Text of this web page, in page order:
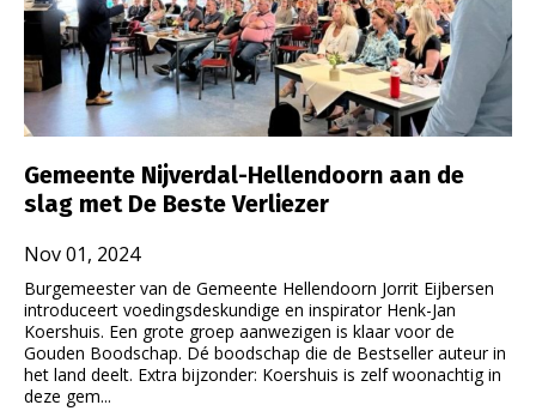
Gemeente Nijverdal-Hellendoorn aan de
slag met De Beste Verliezer
Nov 01, 2024
Burgemeester van de Gemeente Hellendoorn Jorrit Eijbersen
introduceert voedingsdeskundige en inspirator Henk-Jan
Koershuis. Een grote groep aanwezigen is klaar voor de
Gouden Boodschap. Dé boodschap die de Bestseller auteur in
het land deelt. Extra bijzonder: Koershuis is zelf woonachtig in
deze gem...